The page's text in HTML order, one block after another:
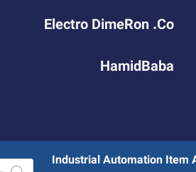
Electro DimeRon .Co
HamidBaba
Industrial Automation Item